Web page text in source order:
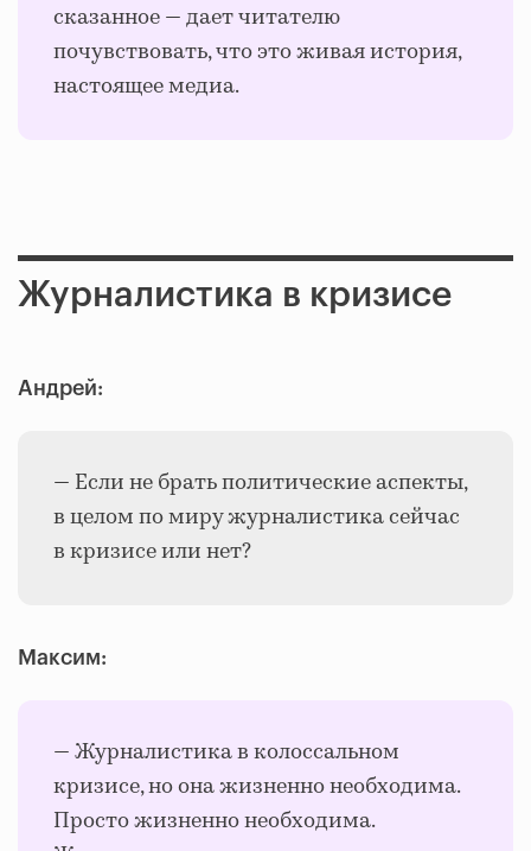
сказанное — дает читателю
почувствовать, что это живая история,
настоящее медиа.
Журналистика в кризисе
Андрей:
— Если не брать политические аспекты,
в целом по миру журналистика сейчас
в кризисе или нет?
Максим:
— Журналистика в колоссальном
кризисе, но она жизненно необходима.
Просто жизненно необходима.